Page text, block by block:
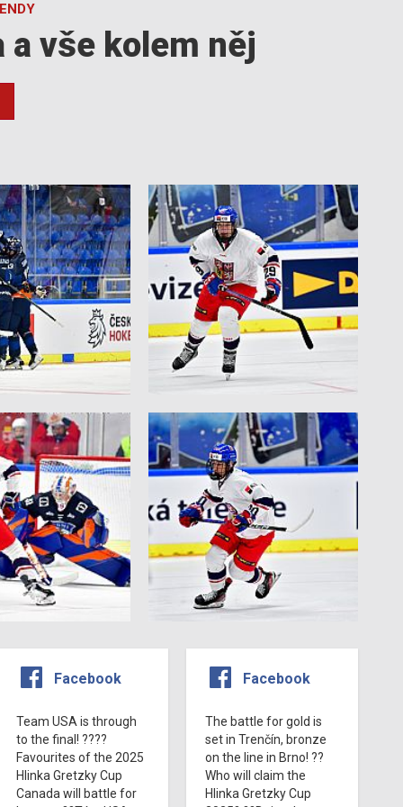
a vše kolem něj
Facebook
Team USA is through
to the final! ????
Favourites of the 2025
Hlinka Gretzky Cup
Canada will battle for
Facebook
The battle for gold is
set in Trenčín, bronze
on the line in Brno! ??
Who will claim the
Hlinka Gretzky Cup